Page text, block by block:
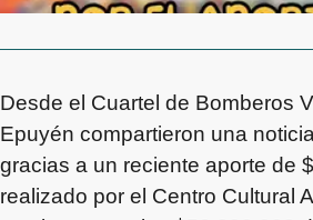
Desde el Cuartel de Bomberos
Epuyén compartieron una
gracias a un reciente aporte de
realizado por el Centro Cultural